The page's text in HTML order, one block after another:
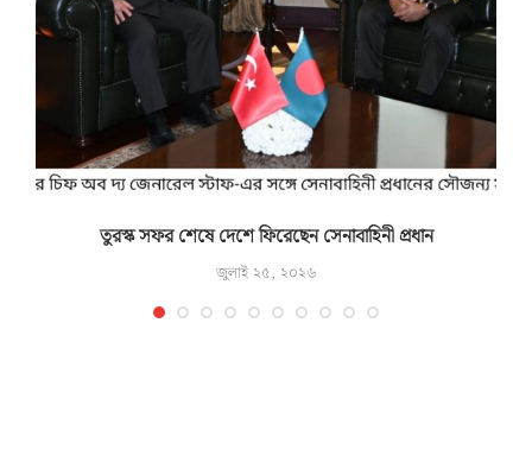
তুরস্ক সফর শেষে দেশে ফিরেছেন সেনাবাহিনী প্রধান
জুলাই ২৫, ২০২৬